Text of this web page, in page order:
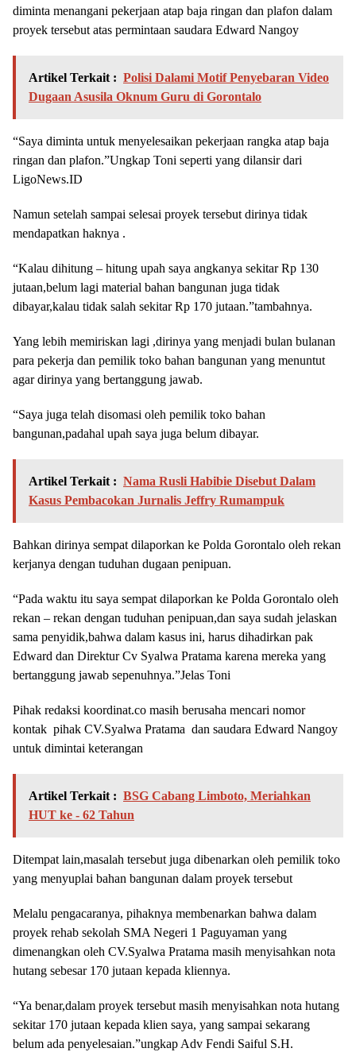
diminta menangani pekerjaan atap baja ringan dan plafon dalam
proyek tersebut atas permintaan saudara Edward Nangoy
Artikel Terkait : Polisi Dalami Motif Penyebaran Video
Dugaan Asusila Oknum Guru di Gorontalo
“Saya diminta untuk menyelesaikan pekerjaan rangka atap baja
ringan dan plafon.”Ungkap Toni seperti yang dilansir dari
LigoNews.ID
Namun setelah sampai selesai proyek tersebut dirinya tidak
mendapatkan haknya .
“Kalau dihitung – hitung upah saya angkanya sekitar Rp 130
jutaan,belum lagi material bahan bangunan juga tidak
dibayar,kalau tidak salah sekitar Rp 170 jutaan.”tambahnya.
Yang lebih memiriskan lagi ,dirinya yang menjadi bulan bulanan
para pekerja dan pemilik toko bahan bangunan yang menuntut
agar dirinya yang bertanggung jawab.
“Saya juga telah disomasi oleh pemilik toko bahan
bangunan,padahal upah saya juga belum dibayar.
Artikel Terkait : Nama Rusli Habibie Disebut Dalam
Kasus Pembacokan Jurnalis Jeffry Rumampuk
Bahkan dirinya sempat dilaporkan ke Polda Gorontalo oleh rekan
kerjanya dengan tuduhan dugaan penipuan.
“Pada waktu itu saya sempat dilaporkan ke Polda Gorontalo oleh
rekan – rekan dengan tuduhan penipuan,dan saya sudah jelaskan
sama penyidik,bahwa dalam kasus ini, harus dihadirkan pak
Edward dan Direktur Cv Syalwa Pratama karena mereka yang
bertanggung jawab sepenuhnya.”Jelas Toni
Pihak redaksi koordinat.co masih berusaha mencari nomor
kontak pihak CV.Syalwa Pratama dan saudara Edward Nangoy
untuk dimintai keterangan
Artikel Terkait : BSG Cabang Limboto, Meriahkan
HUT ke - 62 Tahun
Ditempat lain,masalah tersebut juga dibenarkan oleh pemilik toko
yang menyuplai bahan bangunan dalam proyek tersebut
Melalu pengacaranya, pihaknya membenarkan bahwa dalam
proyek rehab sekolah SMA Negeri 1 Paguyaman yang
dimenangkan oleh CV.Syalwa Pratama masih menyisahkan nota
hutang sebesar 170 jutaan kepada kliennya.
“Ya benar,dalam proyek tersebut masih menyisahkan nota hutang
sekitar 170 jutaan kepada klien saya, yang sampai sekarang
belum ada penyelesaian.”ungkap Adv Fendi Saiful S.H.